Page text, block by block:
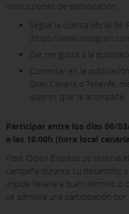
instrucciones de participación:
Seguir la cuenta oficial de
(https://
Dar me gusta a la
Comentar en la
Gran Canaria o Tenerife,
quieres que te acompañe.
Participar entre los días 06/
a las 10:00h (hora local
Fred. Olsen Express se reserva
campaña durante su desarrollo,
impida llevarla a buen término o
se admitirá una participación por